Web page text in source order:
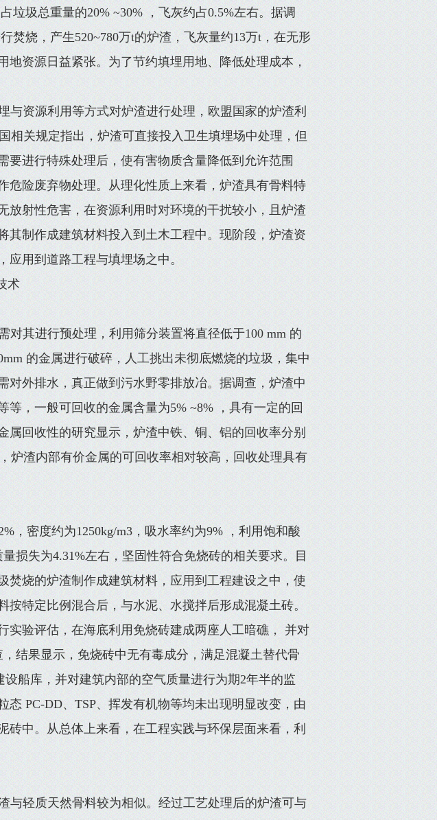
垃圾总重量的20% ~30% ，飞灰约占0.5%左右。据调
焚烧，产生520~780万t的炉渣，飞灰量约13万t，在无形
地资源日益紧张。为了节约填埋用地、降低处理成本，
与资源利用等方式对炉渣进行处理，欧盟国家的炉渣利
相关规定指出，炉渣可直接投入卫生填埋场中处理，但
要进行特殊处理后，使有害物质含量降低到允许范围
危险废弃物处理。从理化性质上来看，炉渣具有骨料特
放射性危害，在资源利用时对环境的干扰较小，且炉渣
其制作成建筑材料投入到土木工程中。现阶段，炉渣资
用到道路工程与填埋场之中。
术
对其进行预处理，利用筛分装置将直径低于100 mm 的
的金属进行破碎，人工挑出未彻底燃烧的垃圾，集中
对外排水，真正做到污水野零排放冶。据调查，炉渣中
等，一般可回收的金属含量为5% ~8% ，具有一定的回
属回收性的研究显示，炉渣中铁、铜、铝的回收率分别
炉渣内部有价金属的可回收率相对较高，回收处理具有
，密度约为1250kg/m3，吸水率约为9% ，利用饱和酸
损失为4.31%左右，坚固性符合免烧砖的相关要求。目
焚烧的炉渣制作成建筑材料，应用到工程建设之中，使
特定比例混合后，与水泥、水搅拌后形成混凝土砖。
实验评估，在海底利用免烧砖建成两座人工暗礁， 并对
结果显示，免烧砖中无有毒成分，满足混凝土替代骨
船库，并对建筑内部的空气质量进行为期2年半的监
态 PC-DD、TSP、挥发有机物等均未出现明显改变，由
砖中。从总体上来看，在工程实践与环保层面来看，利
与轻质天然骨料较为相似。经过工艺处理后的炉渣可与